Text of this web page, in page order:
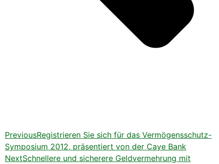
PreviousRegistrieren Sie sich für das Vermögensschutz-
Symposium 2012, präsentiert von der Caye Bank
NextSchnellere und sicherere Geldvermehrung mit